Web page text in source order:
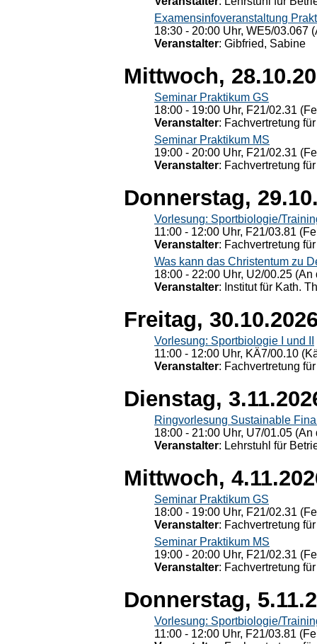
Examensinfoveranstaltung
18:30 - 20:00 Uhr, WE5/03.067
Veranstalter: Gibfried, Sabine
Mittwoch,
Seminar Praktikum GS
18:00 - 19:00 Uhr, F21/02.31
Veranstalter: Fachvertretung
Seminar Praktikum MS
19:00 - 20:00 Uhr, F21/02.31
Veranstalter: Fachvertretung
Donnerstag,
Vorlesung: Sportbiologie/
11:00 - 12:00 Uhr, F21/03.81
Veranstalter: Fachvertretung
Was kann das Christentum zu
18:00 - 22:00 Uhr, U2/00.25
Veranstalter: Institut für Kath.
Freitag,
Vorlesung: Sportbiologie I und II
11:00 - 12:00 Uhr, KÄ7/00.10
Veranstalter: Fachvertretung
Dienstag,
Ringvorlesung Sustainable
18:00 - 21:00 Uhr, U7/01.05
Veranstalter: Lehrstuhl für
Mittwoch,
Seminar Praktikum GS
18:00 - 19:00 Uhr, F21/02.31
Veranstalter: Fachvertretung
Seminar Praktikum MS
19:00 - 20:00 Uhr, F21/02.31
Veranstalter: Fachvertretung
Donnerstag,
Vorlesung: Sportbiologie/
11:00 - 12:00 Uhr, F21/03.81